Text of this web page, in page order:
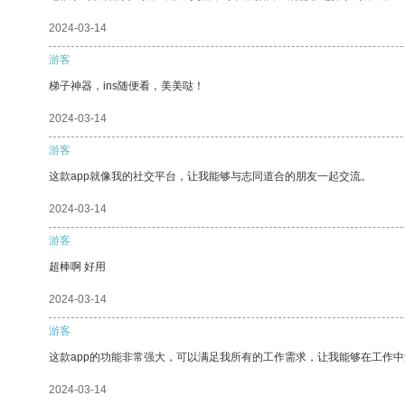
2024-03-14
游客
梯子神器，ins随便看，美美哒！
2024-03-14
游客
这款app就像我的社交平台，让我能够与志同道合的朋友一起交流。
2024-03-14
游客
超棒啊 好用
2024-03-14
游客
这款app的功能非常强大，可以满足我所有的工作需求，让我能够在工作中
2024-03-14